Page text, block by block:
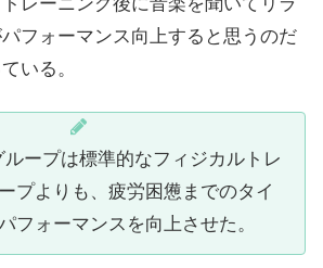
レーニング後に音楽を聞いてリラ
フォーマンス向上すると思うのだ
いる。
ープは標準的なフィジカルトレ
プよりも、疲労困憊までのタイ
フォーマンスを向上させた。